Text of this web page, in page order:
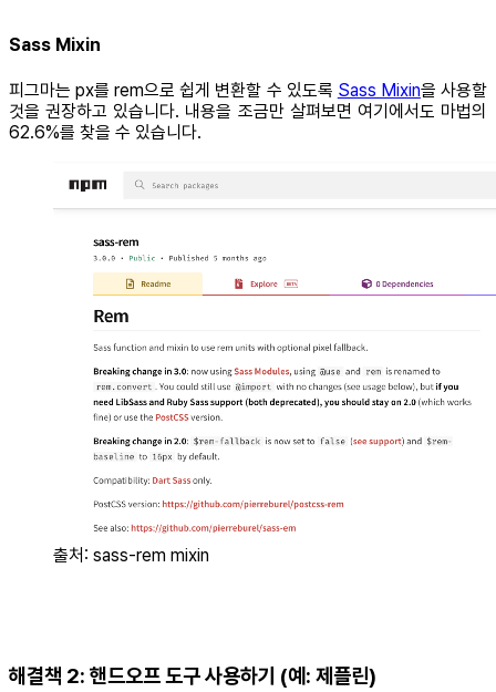
Sass Mixin
피그마는 px를 rem으로 쉽게 변환할 수 있도록 Sass Mixin을 사용할
것을 권장하고 있습니다. 내용을 조금만 살펴보면 여기에서도 마법의
62.6%를 찾을 수 있습니다.
출처: sass-rem mixin
해결책 2: 핸드오프 도구 사용하기 (예: 제플린)